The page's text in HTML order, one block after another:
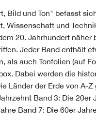
Bild und Ton" befasst
Wissenschaft und
20. Jahrhundert näher
Jeder Band enthält
als auch Tonfolien (auf
Dabei werden die
Länder der Erde von A-
Band 3: Die 20er
Band 7: Die 60er